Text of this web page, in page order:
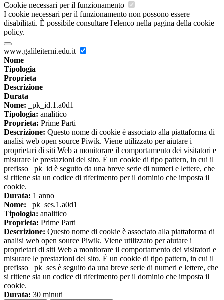
Cookie necessari per il funzionamento
I cookie necessari per il funzionamento non possono essere
disabilitati. È possibile consultare l'elenco nella pagina della cookie
policy.
www.galileiterni.edu.it
Nome
Tipologia
Proprieta
Descrizione
Durata
Nome: _pk_id.1.a0d1
Tipologia: analitico
Proprieta: Prime Parti
Descrizione: Questo nome di cookie è associato alla piattaforma di
analisi web open source Piwik. Viene utilizzato per aiutare i
proprietari di siti Web a monitorare il comportamento dei visitatori e
misurare le prestazioni del sito. È un cookie di tipo pattern, in cui il
prefisso _pk_id è seguito da una breve serie di numeri e lettere, che
si ritiene sia un codice di riferimento per il dominio che imposta il
cookie.
Durata: 1 anno
Nome: _pk_ses.1.a0d1
Tipologia: analitico
Proprieta: Prime Parti
Descrizione: Questo nome di cookie è associato alla piattaforma di
analisi web open source Piwik. Viene utilizzato per aiutare i
proprietari di siti Web a monitorare il comportamento dei visitatori e
misurare le prestazioni del sito. È un cookie di tipo pattern, in cui il
prefisso _pk_ses è seguito da una breve serie di numeri e lettere, che
si ritiene sia un codice di riferimento per il dominio che imposta il
cookie.
Durata: 30 minuti